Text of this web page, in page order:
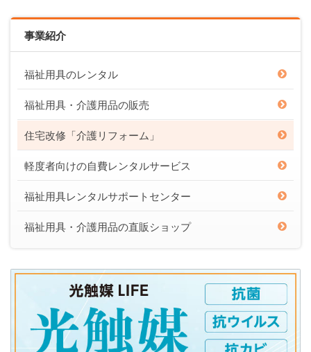
事業紹介
福祉用具のレンタル
福祉用具・介護用品の販売
住宅改修「介護リフォーム」
軽度者向けの自費レンタルサービス
福祉用具レンタルサポートセンター
福祉用具・介護用品の直販ショップ